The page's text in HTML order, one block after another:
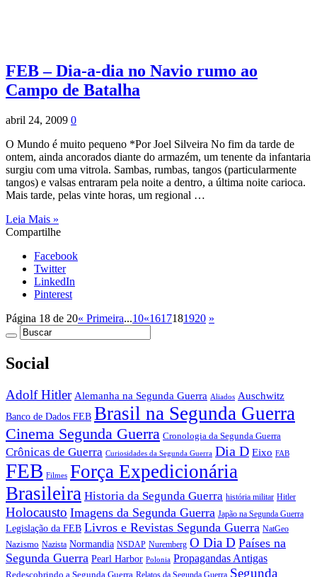
FEB – Dia-a-dia no Navio rumo ao
Campo de Batalha
abril 24, 2009 0
O Mundo é muito pequeno *Por Joel Silveira No fim da tarde de
ontem, ainda ancorados diante do armazém, um tenente da infantaria
surgiu com uma vitrola. Sambas, rumbas, tangos (particularmente
tangos) e valsas entraram pela noite a dentro, a última noite carioca.
Mais tarde, pelas vinte horas, um regional …
Leia Mais »
Compartilhe
Facebook
Twitter
LinkedIn
Pinterest
Página 18 de 20« Primeira...10«1617181920 »
Social
Adolf Hitler Alemanha na Segunda Guerra Aliados Auschwitz
Banco de Dados FEB Brasil na Segunda Guerra
Cinema Segunda Guerra Cronologia da Segunda Guerra
Crônicas de Guerra Curiosidades da Segunda Guerra Dia D Eixo FAB
FEB Filmes Força Expedicionária
Brasileira Historia da Segunda Guerra história militar Hitler
Holocausto Imagens da Segunda Guerra Japão na Segunda Guerra
Legislação da FEB Livros e Revistas Segunda Guerra NatGeo
Nazismo Nazista Normandia NSDAP Nuremberg O Dia D Países na
Segunda Guerra Pearl Harbor Polonia Propagandas Antigas
Redescobrindo a Segunda Guerra Relatos da Segunda Guerra Segunda